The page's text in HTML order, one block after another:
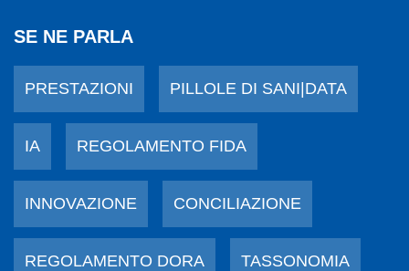
SE NE PARLA
PRESTAZIONI PILLOLE DI SANI|DATA
IA REGOLAMENTO FIDA
INNOVAZIONE CONCILIAZIONE
REGOLAMENTO DORA TASSONOMIA